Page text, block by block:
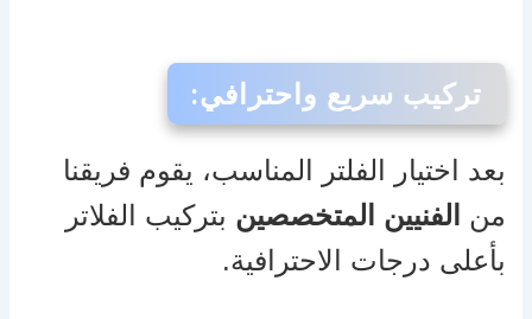
تركيب سريع واحترافي:
بعد اختيار الفلتر المناسب، يقوم فريقنا
من الفنيين المتخصصين بتركيب الفلاتر
بأعلى درجات الاحترافية.